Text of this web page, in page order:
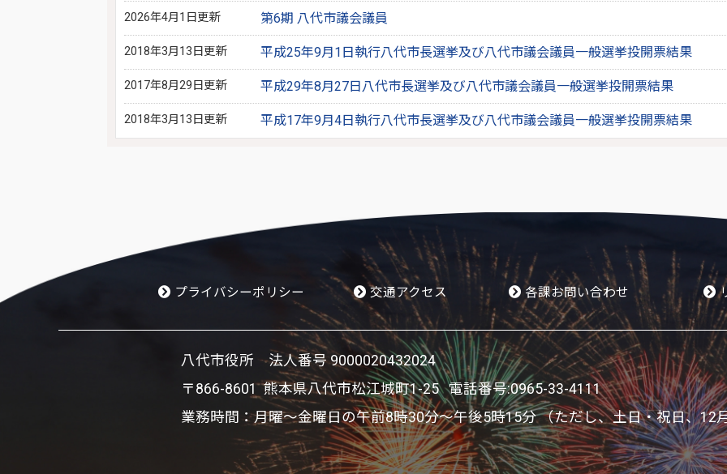
2026年4月1日更新 第6期 八代市議会議員
2018年3月13日更新 平成25年9月1日執行八代市長選挙及び八代市議会議員一般選挙投開票結果
2017年8月29日更新 平成29年8月27日八代市長選挙及び八代市議会議員一般選挙投開票結果
2018年3月13日更新 平成17年9月4日執行八代市長選挙及び八代市議会議員一般選挙投開票結果
プライバシーポリシー 交通アクセス 各課お問い合わせ
八代市役所 法人番号 9000020432024
〒866-8601 熊本県八代市松江城町1-25 電話番号:0965-33-4111
業務時間：月曜～金曜日の午前8時30分～午後5時15分 （ただし、土日・祝日、12